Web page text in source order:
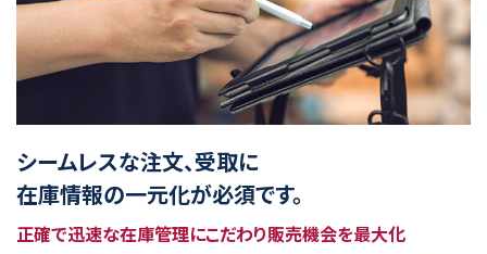
シームレスな注文、受取に
在庫情報の一元化が必須です。
正確で迅速な在庫管理にこだわり販売機会を最大化